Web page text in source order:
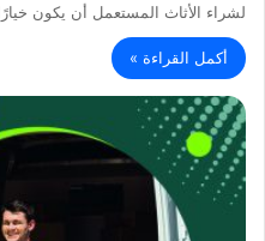
لشراء الأثاث المستعمل أن يكون خيارًا
أكمل القراءة »